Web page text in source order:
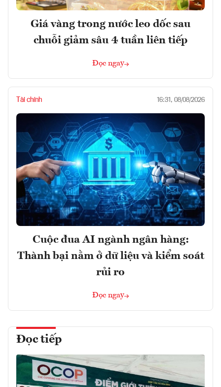
Giá vàng trong nước leo dốc sau
chuỗi giảm sâu 4 tuần liên tiếp
Đọc ngay
Tài chính 16:31, 08/08/2026
Cuộc đua AI ngành ngân hàng:
Thành bại nằm ở dữ liệu và kiểm soát
rủi ro
Đọc ngay
Đọc tiếp